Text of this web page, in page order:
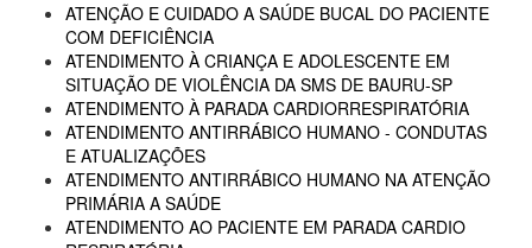
ATENÇÃO E CUIDADO A SAÚDE BUCAL DO PACIENTE
COM DEFICIÊNCIA
ATENDIMENTO À CRIANÇA E ADOLESCENTE EM
SITUAÇÃO DE VIOLÊNCIA DA SMS DE BAURU-SP
ATENDIMENTO À PARADA CARDIORRESPIRATÓRIA
ATENDIMENTO ANTIRRÁBICO HUMANO - CONDUTAS
E ATUALIZAÇÕES
ATENDIMENTO ANTIRRÁBICO HUMANO NA ATENÇÃO
PRIMÁRIA A SAÚDE
ATENDIMENTO AO PACIENTE EM PARADA CARDIO